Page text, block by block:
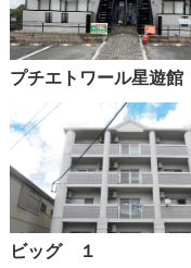
プチエトワール星遊館
ビッグ １